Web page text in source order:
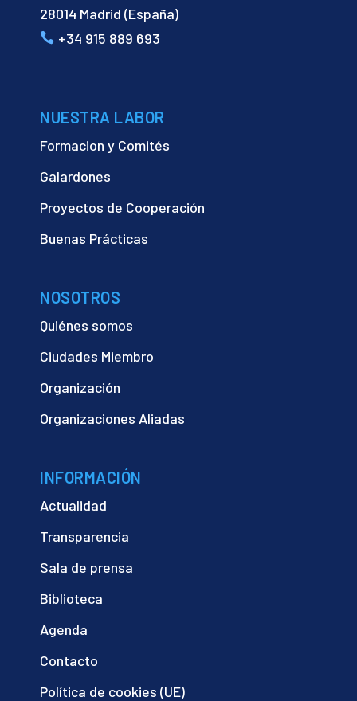
28014 Madrid (España)
+34 915 889 693
NUESTRA LABOR
Formacion y Comités
Galardones
Proyectos de Cooperación
Buenas Prácticas
NOSOTROS
Quiénes somos
Ciudades Miembro
Organización
Organizaciones Aliadas
INFORMACIÓN
Actualidad
Transparencia
Sala de prensa
Biblioteca
Agenda
Contacto
Política de cookies (UE)